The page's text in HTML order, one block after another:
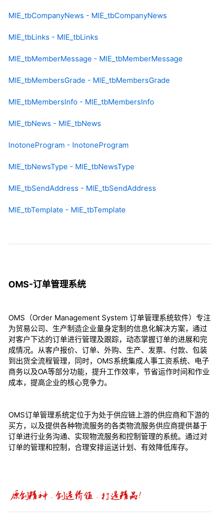
MIE_tbCompanyNews - MIE_tbCompanyNews
MIE_tbLinks - MIE_tbLinks
MIE_tbMemberMessage - MIE_tbMemberMessage
MIE_tbMembersGrade - MIE_tbMembersGrade
MIE_tbMembersInfo - MIE_tbMembersInfo
MIE_tbNews - MIE_tbNews
InotoneProgram - InotoneProgram
MIE_tbNewsType - MIE_tbNewsType
MIE_tbSendAddress - MIE_tbSendAddress
MIE_tbTemplate - MIE_tbTemplate
OMS-订单管理系统
OMS（Order Management System 订单管理系统软件）专注
为贸易公司、生产制造企业量身定制的信息化解决方案，通过
对客户下达的订单进行管理及跟踪，动态掌握订单的进展和完
成情况。从客户报价、订单、外购、生产、发票、付款、包装
到出货全流程管理，同时，OMS系统集成人事工资系统、电子
商务以及OA等部分功能，提升工作效率，节省运作时间和作业
成本，提高企业的核心竞争力。
OMS订单管理系统定位于为处于供应链上游的供应商和下游的
买方，以及提供各种物流服务的各类物流服务供应商提供基于
订单进行业务沟通、实现物流服务和控制管理的系统。通过对
订单的管理和控制，合理安排运送计划、有效降低库存。